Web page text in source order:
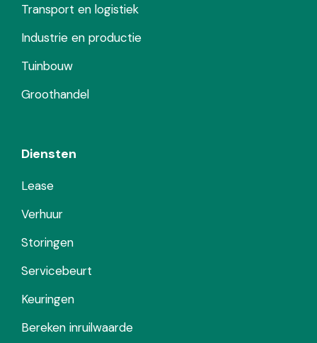
Transport en logistiek
Industrie en productie
Tuinbouw
Groothandel
Diensten
Lease
Verhuur
Storingen
Servicebeurt
Keuringen
Bereken inruilwaarde